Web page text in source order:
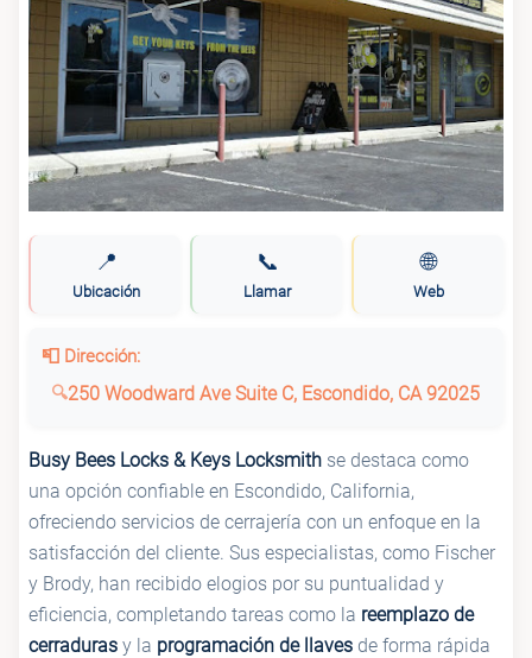
📍
Ubicación
📞
Llamar
🌐
Web
📮 Dirección:
250 Woodward Ave Suite C, Escondido, CA 92025
Busy Bees Locks & Keys Locksmith se destaca como
una opción confiable en Escondido, California,
ofreciendo servicios de cerrajería con un enfoque en la
satisfacción del cliente. Sus especialistas, como Fischer
y Brody, han recibido elogios por su puntualidad y
eficiencia, completando tareas como la reemplazo de
cerraduras y la programación de llaves de forma rápida